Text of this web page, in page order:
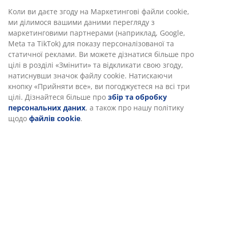
Характеристики
Відгуки
151)
Доставка
Коли ви даєте згоду на Маркетингові файли cookie,
ми ділимося вашими даними перегляду з
маркетинговими партнерами (наприклад, Google,
Meta та TikTok) для показу персоналізованої та
статичної реклами. Ви можете дізнатися більше про
цілі в розділі «Змінити» та відкликати свою згоду,
натиснувши значок файлу cookie. Натискаючи
кнопку «Прийняти все», ви погоджуєтеся на всі три
цілі. Дізнайтеся більше про збір та обробку
персональних даних, а також про нашу політику
щодо файлів cookie.